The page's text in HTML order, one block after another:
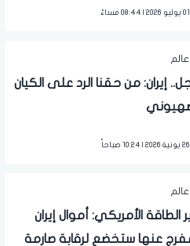
01 يوليو 2026 | 08:44 مساءً
عالم
إيران: من حقنا الرد على الكيان
26 يونية 2026 | 10:24 صباحاً
عالم
الطاقة الأمريكي: أموال إيران
عنها ستخضع لرقابة صارمة